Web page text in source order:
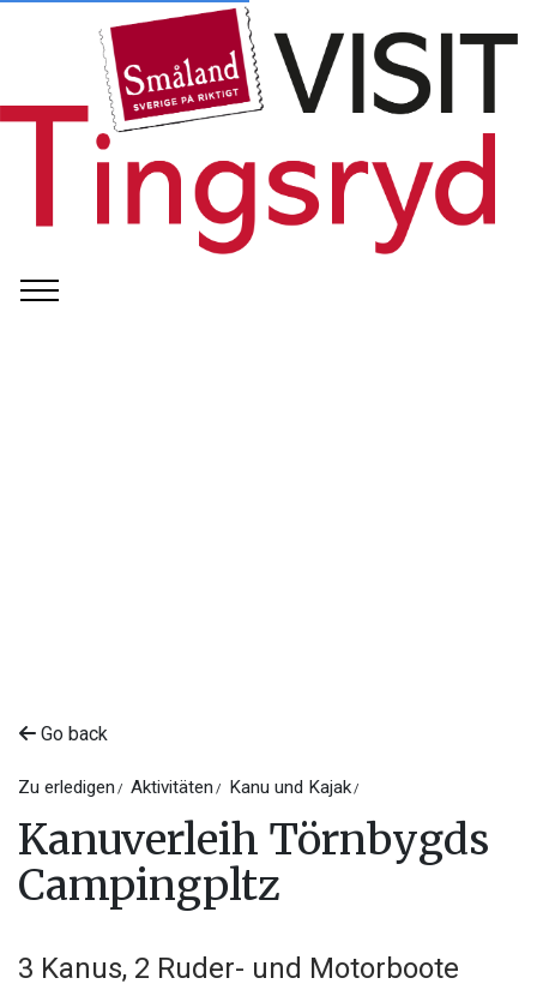
Go back
Zu erledigen Aktivitäten Kanu und Kajak
Kanuverleih Törnbygds
Campingpltz
3 Kanus, 2 Ruder- und Motorboote